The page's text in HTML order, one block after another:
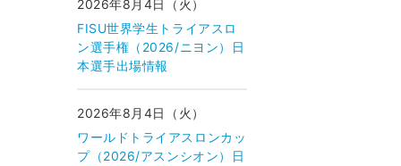
2026年8月4日（火）
FISU世界学生トライアスロ
ン選手権（2026/ニヨン）日
本選手出場情報
2026年8月4日（火）
ワールドトライアスロンカッ
プ（2026/アスンシオン）日